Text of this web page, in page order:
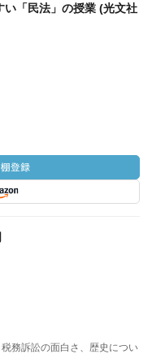
「民法」の授業 (光文社
務訴訟の面白さ、歴史につい